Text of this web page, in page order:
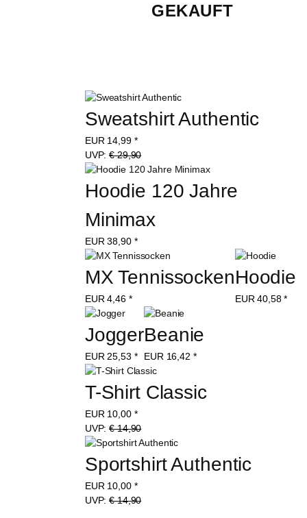
GEKAUFT
Sweatshirt Authentic
EUR 14,99 *
UVP:€ 29,90
Hoodie 120 Jahre
Minimax
EUR 38,90 *
MX Tennissocken
EUR 4,46 *
Hoodie
EUR 40,58 *
Jogger
EUR 25,53 *
Beanie
EUR 16,42 *
T-Shirt Classic
EUR 10,00 *
UVP:€ 14,90
Sportshirt Authentic
EUR 10,00 *
UVP:€ 14,90